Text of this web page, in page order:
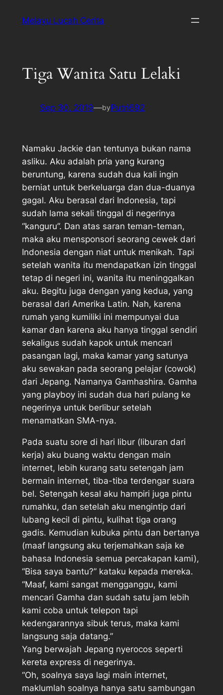
Melayu Lucah Cerita
Tiga Wanita Satu Lelaki
Sep 30, 2019—byPutri692
Namaku Jackie dan tentunya bukan nama
asliku. Aku adalah pria yang kurang
beruntung, karena sudah dua kali ingin
berniat untuk berkeluarga dan dua-duanya
gagal. Aku berasal dari Indonesia, tapi
sudah lama sekali tinggal di negerinya
“kanguru”. Dan atas saran teman-teman,
maka aku mensponsori seorang cewek dari
Indonesia dengan niat untuk menikah. Tapi
setelah wanita itu mendapatkan izin tinggal
tetap di negeri ini, wanita itu meninggalkan
aku. Begitu juga dengan yang kedua, yang
berasal dari Amerika Latin. Nah, karena
rumah yang kumiliki ini mempunyai dua
kamar dan karena aku hanya tinggal sendiri
sekaligus sudah kapok untuk mencari
pasangan lagi, maka kamar yang satunya
aku sewakan pada seorang pelajar (cowok)
dari Jepang. Namanya Gamhashira. Gamha
yang playboy ini sudah dua hari pulang ke
negerinya untuk berlibur setelah
menamatkan SMA-nya.
Pada suatu sore di hari libur (liburan dari
kerja) aku buang waktu dengan main
internet, lebih kurang satu setengah jam
bermain internet, tiba-tiba terdengar suara
bel. Setengah kesal aku hampiri juga pintu
rumahku, dan setelah aku mengintip dari
lubang kecil di pintu, kulihat tiga orang
gadis. Kemudian kubuka pintu dan bertanya
(maaf langsung aku terjemahkan saja ke
bahasa Indonesia semua percakapan kami),
“Bisa saya bantu?” kataku kepada mereka.
“Maaf, kami sangat mengganggu, kami
mencari Gamha dan sudah satu jam lebih
kami coba untuk telepon tapi
kedengarannya sibuk terus, maka kami
langsung saja datang.”
Yang berwajah Jepang nyerocos seperti
kereta express di negerinya.
“Oh, soalnya saya lagi main internet,
maklumlah soalnya hanya satu sambungan